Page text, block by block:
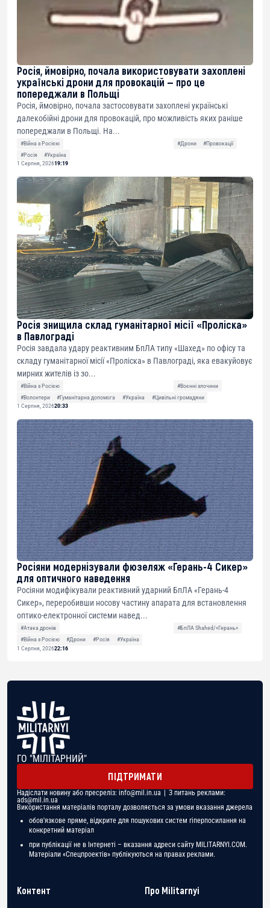
Росія, ймовірно, почала використовувати захоплені
українські дрони для провокацій — про це
попереджали в Польщі
Росія, ймовірно, почала застосовувати захоплені українські
далекобійні дрони для провокацій, про можливість яких раніше
попереджали в Польщі. На...
#Війна з Росією #Дрони
#Провокації
#Росія
#Україна
1 Серпня, 202619:19
Росія знищила склад гуманітарної місії «Проліска»
в Павлограді
Росія завдала удару реактивним БпЛА типу «Шахед» по офісу та
складу гуманітарної місії «Проліска» в Павлограді, яка евакуйовує
мирних жителів із зо...
#Війна з Росією
#Воєнні злочини
#Волонтери
#Гуманітарна допомога #Україна
#Цивільні громадяни
1 Серпня, 202620:33
Росіяни модернізували фюзеляж «Герань-4 Сикер»
для оптичного наведення
Росіяни модифікували реактивний ударний БпЛА «Герань-4
Сикер», переробивши носову частину апарата для встановлення
оптико-електронної системи навед...
#Атака дронів
#БпЛА Shahed/«Герань»
#Війна з Росією
#Дрони #Росія
#Україна
1 Серпня, 202622:16
ГО "МІЛІТАРНИЙ"
ПІДТРИМАТИ
Надіслати новину або пресреліз: info@mil.in.ua | З питань реклами:
ads@mil.in.ua
Використання матеріалів порталу дозволяється за умови вказання джерела
обов'язкове пряме, відкрите для пошукових систем гіперпосилання на
конкретний матеріал
при публікації не в Інтернеті – вказання адреси сайту MILITARNYI.COM.
Матеріали «Спецпроектів» публікуються на правах реклами.
Контент Про Militarnyi